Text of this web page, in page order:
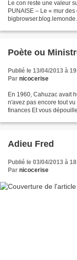
Le con reste une valeur
PUNAISE – Le « mur
Poète ou
Publié le 13/04/2013 à
Par nicocerise
En 1960, Cahuzac avait
n'avez pas encore tout
finances Et vous
Adieu Fred
Publié le 03/04/2013 à
Par nicocerise